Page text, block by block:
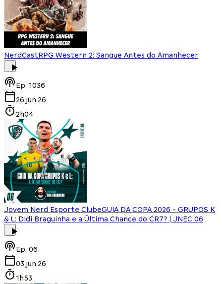
NerdCastRPG Western 2: Sangue Antes do Amanhecer
Ep. 1036
26.jun.26
2h04
Jovem Nerd Esporte ClubeGUIA DA COPA 2026 - GRUPOS K
& L: Didi Braguinha e a Última Chance do CR7? | JNEC 06
Ep. 06
03.jun.26
1h53